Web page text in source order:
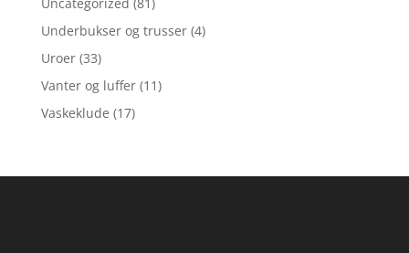
Underbukser og trusser (4)
Uroer (33)
Vanter og luffer (11)
Vaskeklude (17)